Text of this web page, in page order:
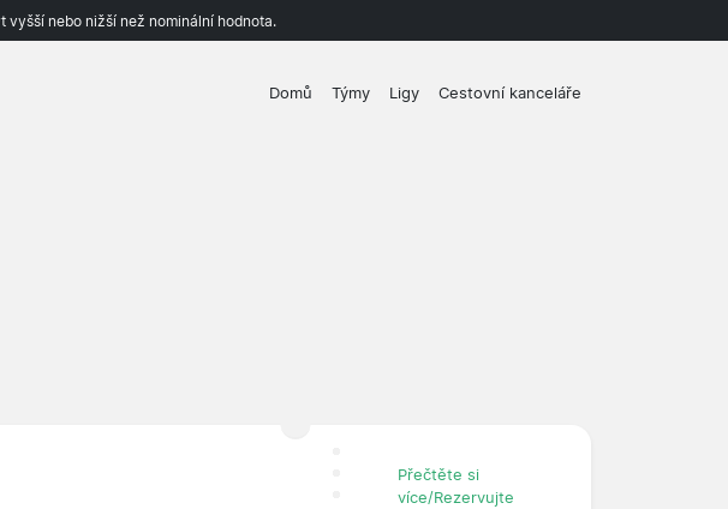
vyšší nebo nižší než nominální hodnota.
Domů Týmy Ligy Cestovní kanceláře
Přečtěte si
více/Rezervujte